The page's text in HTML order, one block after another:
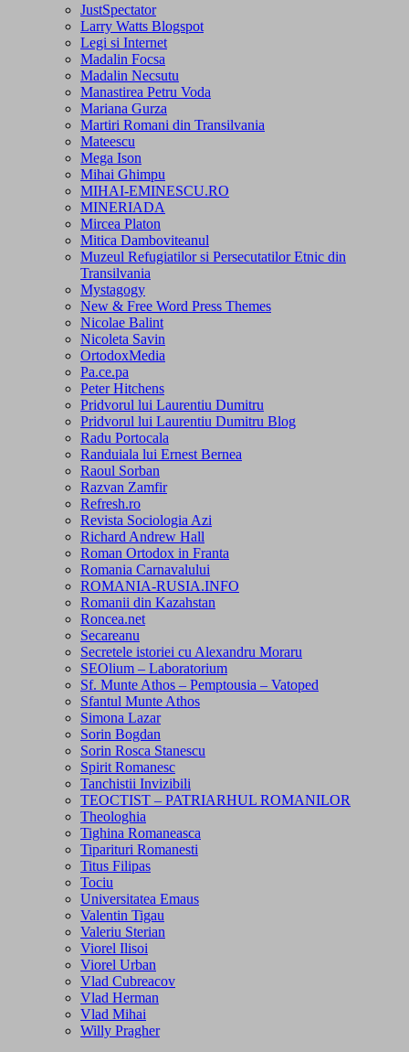
JustSpectator
Larry Watts Blogspot
Legi si Internet
Madalin Focsa
Madalin Necsutu
Manastirea Petru Voda
Mariana Gurza
Martiri Romani din Transilvania
Mateescu
Mega Ison
Mihai Ghimpu
MIHAI-EMINESCU.RO
MINERIADA
Mircea Platon
Mitica Damboviteanul
Muzeul Refugiatilor si Persecutatilor Etnic din
Transilvania
Mystagogy
New & Free Word Press Themes
Nicolae Balint
Nicoleta Savin
OrtodoxMedia
Pa.ce.pa
Peter Hitchens
Pridvorul lui Laurentiu Dumitru
Pridvorul lui Laurentiu Dumitru Blog
Radu Portocala
Randuiala lui Ernest Bernea
Raoul Sorban
Razvan Zamfir
Refresh.ro
Revista Sociologia Azi
Richard Andrew Hall
Roman Ortodox in Franta
Romania Carnavalului
ROMANIA-RUSIA.INFO
Romanii din Kazahstan
Roncea.net
Secareanu
Secretele istoriei cu Alexandru Moraru
SEOlium – Laboratorium
Sf. Munte Athos – Pemptousia – Vatoped
Sfantul Munte Athos
Simona Lazar
Sorin Bogdan
Sorin Rosca Stanescu
Spirit Romanesc
Tanchistii Invizibili
TEOCTIST – PATRIARHUL ROMANILOR
Theologhia
Tighina Romaneasca
Tiparituri Romanesti
Titus Filipas
Tociu
Universitatea Emaus
Valentin Tigau
Valeriu Sterian
Viorel Ilisoi
Viorel Urban
Vlad Cubreacov
Vlad Herman
Vlad Mihai
Willy Pragher